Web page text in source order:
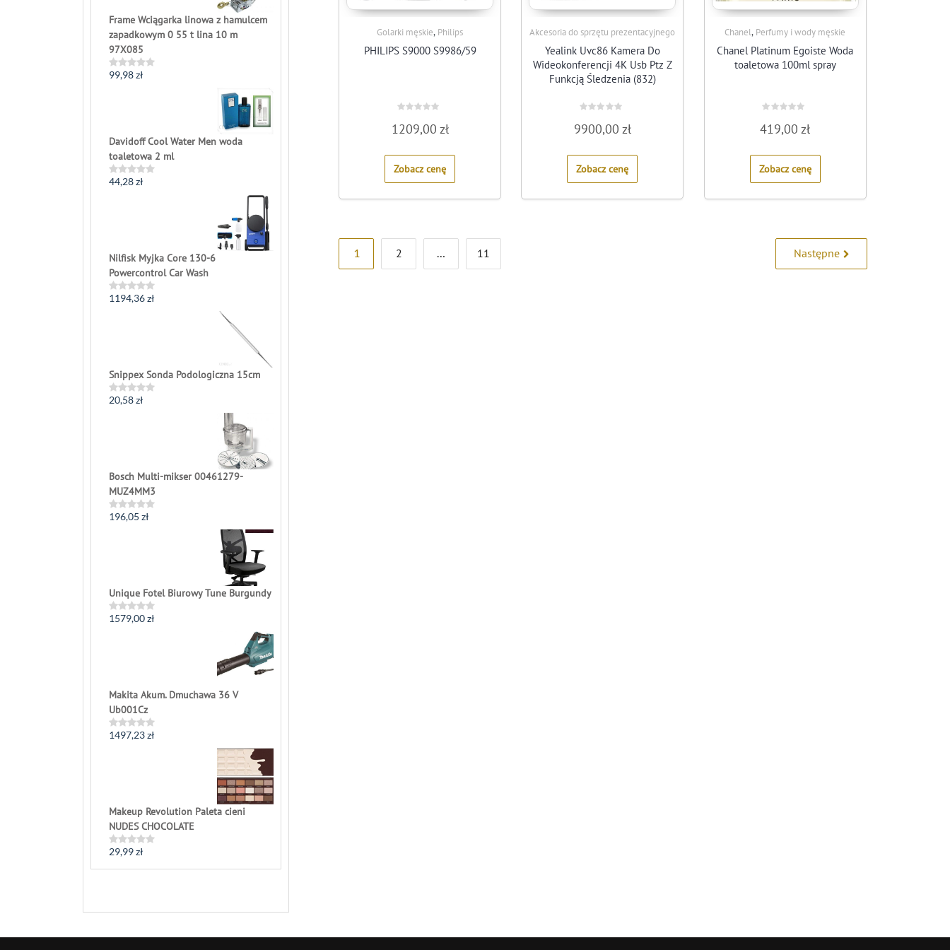
Golarki męskie, Philips
PHILIPS S9000 S9986/59
0
out
5
1209,00 zł
Zobacz cenę
Akcesoria do sprzętu prezentacyjnego
Yealink Uvc86 Kamera Do
Wideokonferencji 4K Usb Ptz Z
Funkcją Śledzenia (832)
0
out
5
9900,00 zł
Zobacz cenę
Chanel, Perfumy i wody męskie
Chanel Platinum Egoiste Woda
toaletowa 100ml spray
0
out
5
419,00zł
Zobacz cenę
Stronicowanie
wpisów
1 2 … 11 Następne
5
Frame Wciągarka linowa z hamulcem
zapadkowym 0 55 t lina 10 m
97X085
Rated
99,98zł
Davidoff Cool Water Men woda
toaletowa 2 ml
Rated
44,28zł
Nilfisk Myjka Core 130-6
Powercontrol Car Wash
Rated
1194,36zł
Snippex Sonda Podologiczna 15cm
Rated
20,58zł
Bosch Multi-mikser 00461279-
MUZ4MM3
Rated
196,05 zł
Unique Fotel Biurowy Tune Burgundy
Rated
1579,00zł
Makita Akum. Dmuchawa 36 V
Ub001Cz
Rated
1497,23zł
Makeup Revolution Paleta cieni
NUDES CHOCOLATE
Rated
29,99zł